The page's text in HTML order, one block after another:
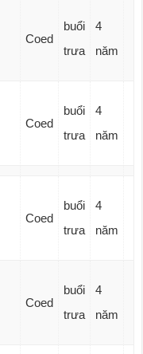
Coed
buổi
trưa
4
năm
Coed
buổi
trưa
4
năm
Coed
buổi
trưa
4
năm
Coed
buổi
trưa
4
năm